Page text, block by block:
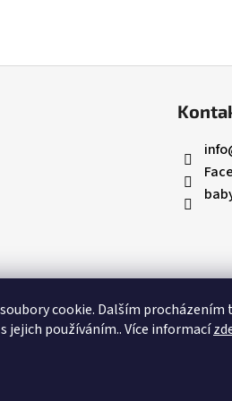
cookie. Dalším
jejich používáním.. Více informací
info